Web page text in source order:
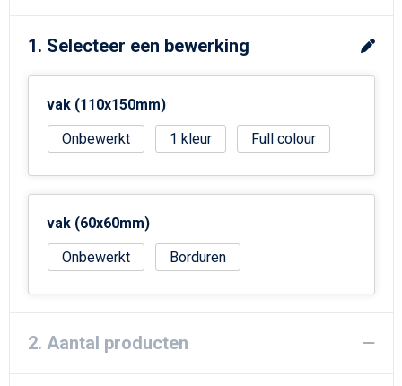
Reistassensets
Reistassen
Waterbestendige tassen
1. Selecteer een bewerking
vak (110x150mm)
Onbewerkt
1 Full colour
vak (60x60mm)
Onbewerkt
Borduren
2. Aantal producten